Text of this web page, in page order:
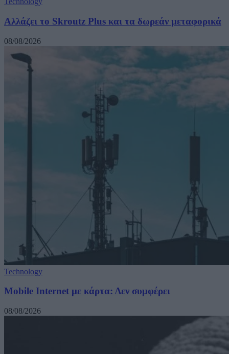
Αλλάζει το Skroutz Plus και τα δωρεάν μεταφορικά
08/08/2026
Technology
Mobile Internet με κάρτα: Δεν συμφέρει
08/08/2026